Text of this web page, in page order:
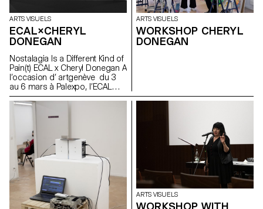
ARTS VISUELS
ECAL×CHERYL
DONEGAN
Nostalagia Is a Different Kind of
Pain(t) ECAL x Cheryl Donegan A
l’occasion d’ artgenève du 3
au 6 mars à Palexpo, l’ECAL
présente des projets
d’étudiant·e·s en Bachelor Arts
Visuels réalisés à l’occasion
américaine Cheryl Donegan .
Initié dans le cadre d'une
collaboration avec la Fondation
Art & Vie, dont la mission
s’articule autour du textile, cet
atelier avait pour objectif le
croisement entre les objets du
quotidien, la subversion des
ARTS VISUELS
WORKSHOP CHERYL
DONEGAN
ARTS VISUELS
WORKSHOP WITH